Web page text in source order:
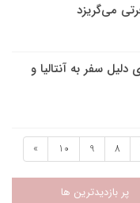
می‌گریزد
سفر به آنتالیا و
8
9
10
»
پر بازدیدترین ها